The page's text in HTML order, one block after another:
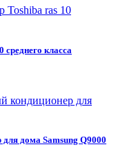
класса
дома Samsung Q9000